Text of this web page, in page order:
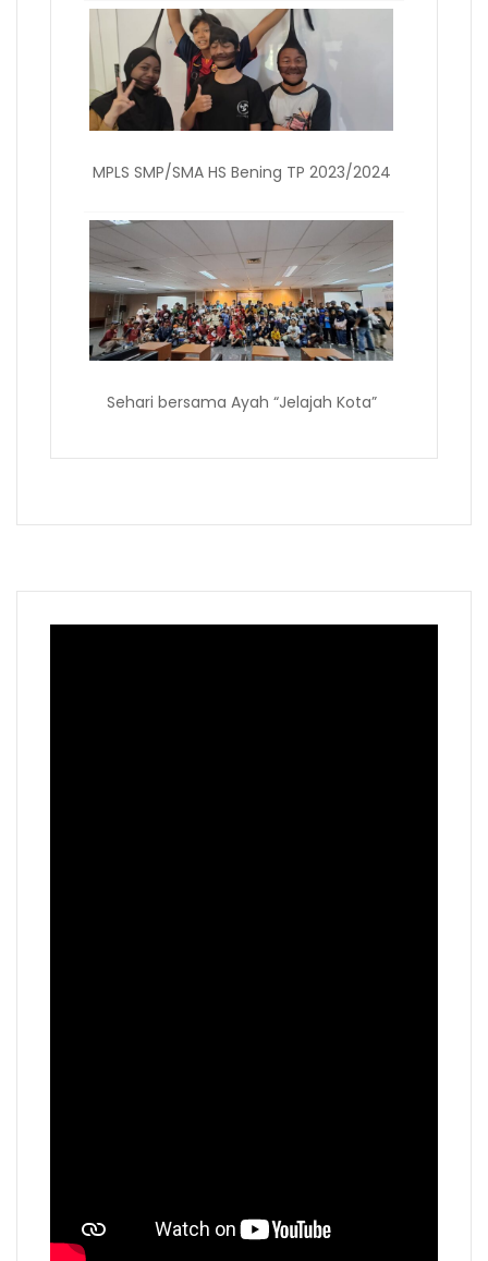
MPLS SMP/SMA HS Bening TP 2023/2024
Sehari bersama Ayah “Jelajah Kota”